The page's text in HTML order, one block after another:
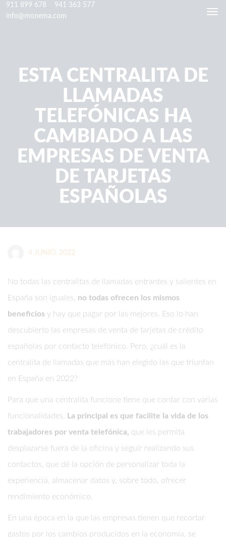
911 899 678
941 363 577
info@monema.com
ESTA CENTRALITA DE
LLAMADAS
TELEFÓNICAS HA
CAMBIADO A LAS
EMPRESAS DE VENTA
DE TARJETAS
ESPAÑOLAS
4 JUNIO, 2022
No todas las centralitas de llamadas entrantes y salientes en
España son iguales, no todas ofrecen los mismos
beneficios y hay que pagar por las mejores. Eso lo han
descubierto las empresas de venta de tarjetas de crédito
españolas por contacto telefónico. Pero, ¿cuál es la
centralita de llamadas que más han elegido las que triunfan
en España en 2022?
Para que una centralita funcione tiene que contar con varias
funcionalidades.
La principal es que facilite la vida de los
trabajadores por venta telefónica, que les permita
desplazarse fuera de la oficina y seguir realizando sus
contactos, que dé la opción de personalizar toda la
experiencia, almacenar datos y, sobre todo, ofrecer
rendimiento económico.
En una época en la que las empresas tienen que recortar
gastos por los cambios producidos en la economía, se